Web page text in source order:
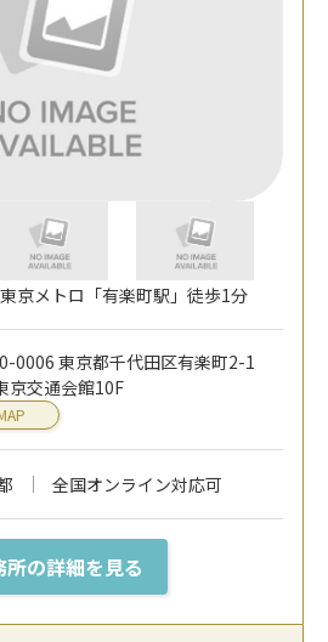
京メトロ「有楽町駅」徒歩1分
0006 東京都千代田区有楽町2-1
京交通会館10F
全国オンライン対応可
所の詳細を見る